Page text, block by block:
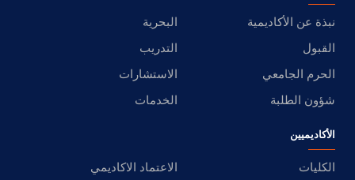
نبذة عن الأكاديمية
البحرية
القبول
التدريب
الحرم الجامعي
الاستشارات
شؤون الطلبة
الخدمات
الأكاديميين
الكليات
الاعتماد الاكاديمي